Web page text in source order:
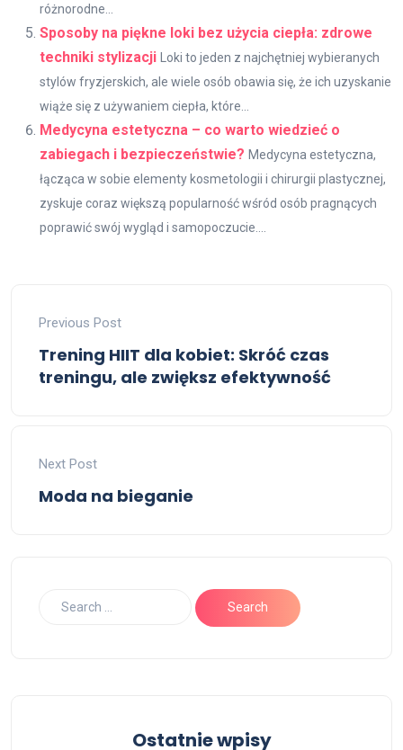
różnorodne...
Sposoby na piękne loki bez użycia ciepła: zdrowe
techniki stylizacji
Loki to jeden z najchętniej wybieranych
stylów fryzjerskich, ale wiele osób obawia się, że ich uzyskanie
wiąże się z używaniem ciepła, które...
Medycyna estetyczna – co warto wiedzieć o
zabiegach i bezpieczeństwie? Medycyna estetyczna,
łącząca w sobie elementy kosmetologii i chirurgii plastycznej,
zyskuje coraz większą popularność wśród osób pragnących
poprawić swój wygląd i samopoczucie....
Previous Post
Trening HIIT dla kobiet: Skróć czas
treningu, ale zwiększ efektywność
Next Post
Moda na bieganie
Ostatnie wpisy